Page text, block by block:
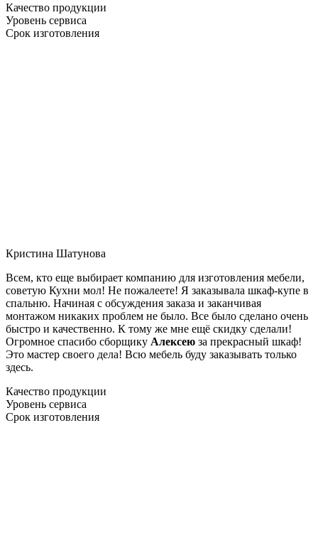
Качество продукции
Уровень сервиса
Срок изготовления
Кристина Шатунова
Всем, кто еще выбирает компанию для изготовления мебели,
советую Кухни мол! Не пожалеете! Я заказывала шкаф-купе в
спальню. Начиная с обсуждения заказа и заканчивая
монтажом никаких проблем не было. Все было сделано очень
быстро и качественно. К тому же мне ещё скидку сделали!
Огромное спасибо сборщику Алексею за прекрасный шкаф!
Это мастер своего дела! Всю мебель буду заказывать только
здесь.
Качество продукции
Уровень сервиса
Срок изготовления